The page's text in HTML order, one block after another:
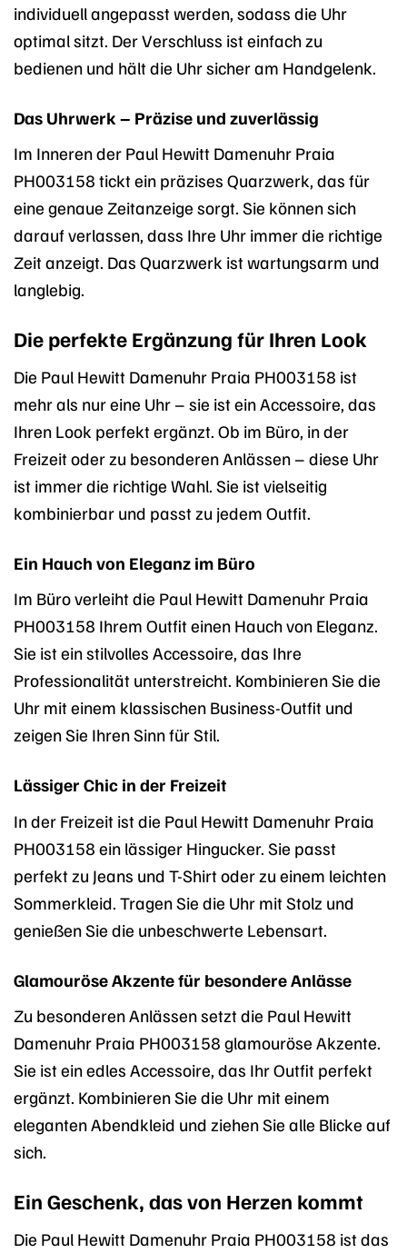
individuell angepasst werden, sodass die Uhr
optimal sitzt. Der Verschluss ist einfach zu
bedienen und hält die Uhr sicher am Handgelenk.
Das Uhrwerk – Präzise und zuverlässig
Im Inneren der Paul Hewitt Damenuhr Praia
PH003158 tickt ein präzises Quarzwerk, das für
eine genaue Zeitanzeige sorgt. Sie können sich
darauf verlassen, dass Ihre Uhr immer die richtige
Zeit anzeigt. Das Quarzwerk ist wartungsarm und
langlebig.
Die perfekte Ergänzung für Ihren Look
Die Paul Hewitt Damenuhr Praia PH003158 ist
mehr als nur eine Uhr – sie ist ein Accessoire, das
Ihren Look perfekt ergänzt. Ob im Büro, in der
Freizeit oder zu besonderen Anlässen – diese Uhr
ist immer die richtige Wahl. Sie ist vielseitig
kombinierbar und passt zu jedem Outfit.
Ein Hauch von Eleganz im Büro
Im Büro verleiht die Paul Hewitt Damenuhr Praia
PH003158 Ihrem Outfit einen Hauch von Eleganz.
Sie ist ein stilvolles Accessoire, das Ihre
Professionalität unterstreicht. Kombinieren Sie die
Uhr mit einem klassischen Business-Outfit und
zeigen Sie Ihren Sinn für Stil.
Lässiger Chic in der Freizeit
In der Freizeit ist die Paul Hewitt Damenuhr Praia
PH003158 ein lässiger Hingucker. Sie passt
perfekt zu Jeans und T-Shirt oder zu einem leichten
Sommerkleid. Tragen Sie die Uhr mit Stolz und
genießen Sie die unbeschwerte Lebensart.
Glamouröse Akzente für besondere Anlässe
Zu besonderen Anlässen setzt die Paul Hewitt
Damenuhr Praia PH003158 glamouröse Akzente.
Sie ist ein edles Accessoire, das Ihr Outfit perfekt
ergänzt. Kombinieren Sie die Uhr mit einem
eleganten Abendkleid und ziehen Sie alle Blicke auf
sich.
Ein Geschenk, das von Herzen kommt
Die Paul Hewitt Damenuhr Praia PH003158 ist das